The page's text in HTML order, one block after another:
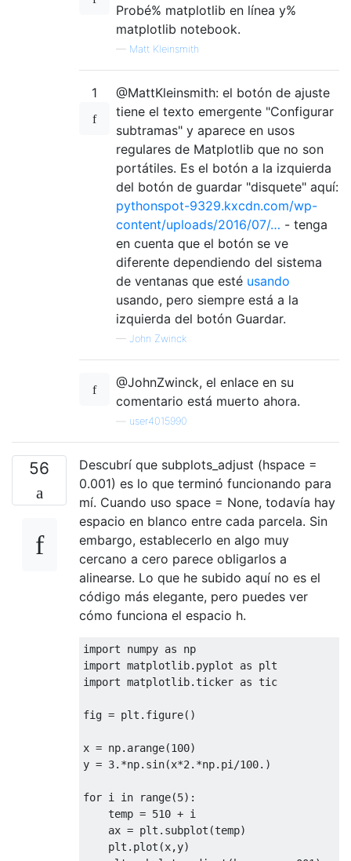
Probé% matplotlib en línea y%
matplotlib notebook.
— Matt Kleinsmith
1
@MattKleinsmith: el botón de ajuste
tiene el texto emergente "Configurar
subtramas" y aparece en usos
regulares de Matplotlib que no son
portátiles. Es el botón a la izquierda
del botón de guardar "disquete" aquí:
pythonspot-9329.kxcdn.com/wp-
content/uploads/2016/07/… - tenga
en cuenta que el botón se ve
diferente dependiendo del sistema
de ventanas que esté usando
usando, pero siempre está a la
izquierda del botón Guardar.
— John Zwinck
@JohnZwinck, el enlace en su
comentario está muerto ahora.
user4015990
56
Descubrí que subplots_adjust (hspace =
0.001) es lo que terminó funcionando para
mí. Cuando uso space = None, todavía hay
espacio en blanco entre cada parcela. Sin
embargo, establecerlo en algo muy
cercano a cero parece obligarlos a
alinearse. Lo que he subido aquí no es el
código más elegante, pero puedes ver
cómo funciona el espacio h.
import numpy as
import matplotlib. pyplot as
import matplotlib.ticker as tic
fig = plt . figure()
x = np. arange(100)
y = 3. *np. sin(x*2. *np. pi /100. )
for i in range(5):
    temp
= 510 + i
    ax
= plt . subplot (temp)
    plt
. plot (x,y)